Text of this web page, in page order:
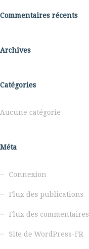
Commentaires récents
Archives
Catégories
Aucune catégorie
Méta
Connexion
Flux des publications
Flux des commentaires
Site de WordPress-FR